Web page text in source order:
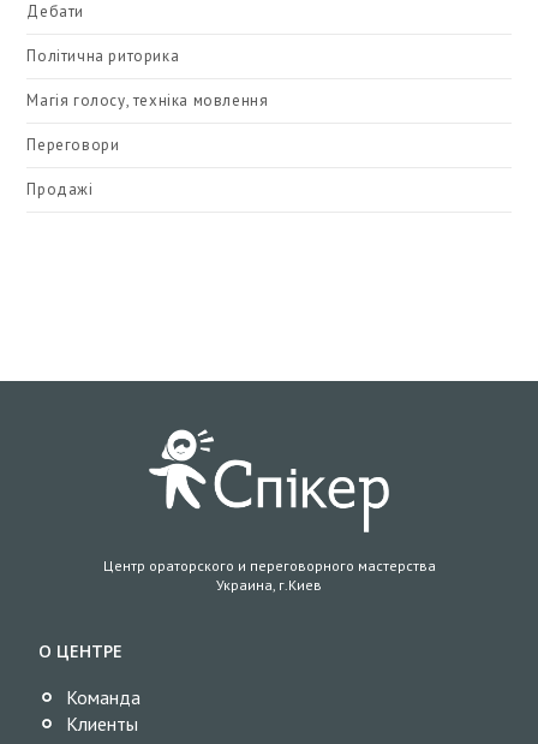
Дебати
Політична риторика
Магія голосу, техніка мовлення
Переговори
Продажі
Центр ораторского и переговорного мастерства
Украина, г.Киев
О ЦЕНТРЕ
Команда
Клиенты